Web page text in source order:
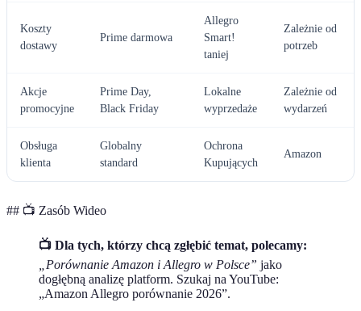
Koszty
dostawy
Prime darmowa
Allegro
Smart!
taniej
Zależnie od
potrzeb
Akcje
promocyjne
Prime Day,
Black Friday
Lokalne
wyprzedaże
Zależnie od
wydarzeń
Obsługa
klienta
Globalny
standard
Ochrona
Kupujących
Amazon
## 📺 Zasób Wideo
📺 Dla tych, którzy chcą zgłębić temat, polecamy:
„Porównanie Amazon i Allegro w Polsce” jako
dogłębną analizę platform. Szukaj na YouTube:
„Amazon Allegro porównanie 2026”.